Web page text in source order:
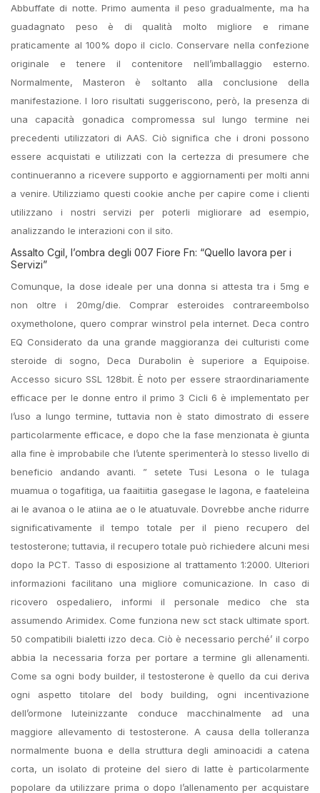
Abbuffate di notte. Primo aumenta il peso gradualmente, ma ha
guadagnato peso è di qualità molto migliore e rimane
praticamente al 100% dopo il ciclo. Conservare nella confezione
originale e tenere il contenitore nell’imballaggio esterno.
Normalmente, Masteron è soltanto alla conclusione della
manifestazione. I loro risultati suggeriscono, però, la presenza di
una capacità gonadica compromessa sul lungo termine nei
precedenti utilizzatori di AAS. Ciò significa che i droni possono
essere acquistati e utilizzati con la certezza di presumere che
continueranno a ricevere supporto e aggiornamenti per molti anni
a venire. Utilizziamo questi cookie anche per capire come i clienti
utilizzano i nostri servizi per poterli migliorare ad esempio,
analizzando le interazioni con il sito.
Assalto Cgil, l’ombra degli 007 Fiore Fn: “Quello lavora per i
Servizi”
Comunque, la dose ideale per una donna si attesta tra i 5mg e
non oltre i 20mg/die. Comprar esteroides contrareembolso
oxymetholone, quero comprar winstrol pela internet. Deca contro
EQ Considerato da una grande maggioranza dei culturisti come
steroide di sogno, Deca Durabolin è superiore a Equipoise.
Accesso sicuro SSL 128bit. È noto per essere straordinariamente
efficace per le donne entro il primo 3 Cicli 6 è implementato per
l’uso a lungo termine, tuttavia non è stato dimostrato di essere
particolarmente efficace, e dopo che la fase menzionata è giunta
alla fine è improbabile che l’utente sperimenterà lo stesso livello di
beneficio andando avanti. ” setete Tusi Lesona o le tulaga
muamua o togafitiga, ua faaitiitia gasegase le lagona, e faateleina
ai le avanoa o le atiina ae o le atuatuvale. Dovrebbe anche ridurre
significativamente il tempo totale per il pieno recupero del
testosterone; tuttavia, il recupero totale può richiedere alcuni mesi
dopo la PCT. Tasso di esposizione al trattamento 1:2000. Ulteriori
informazioni facilitano una migliore comunicazione. In caso di
ricovero ospedaliero, informi il personale medico che sta
assumendo Arimidex. Come funziona new sct stack ultimate sport.
50 compatibili bialetti izzo deca. Ciò è necessario perché’ il corpo
abbia la necessaria forza per portare a termine gli allenamenti.
Come sa ogni body builder, il testosterone è quello da cui deriva
ogni aspetto titolare del body building, ogni incentivazione
dell’ormone luteinizzante conduce macchinalmente ad una
maggiore allevamento di testosterone. A causa della tolleranza
normalmente buona e della struttura degli aminoacidi a catena
corta, un isolato di proteine ​​del siero di latte è particolarmente
popolare da utilizzare prima o dopo l’allenamento per acquistare